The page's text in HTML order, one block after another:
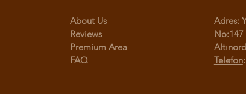
About Us
Reviews
Premium Area
FAQ
Adres:
No:147
Telefon: